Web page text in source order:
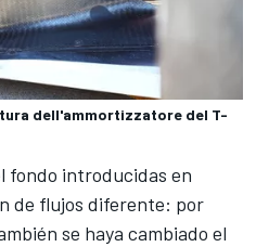
dell'ammortizzatore del T-
fondo introducidas en
de flujos diferente: por
se haya cambiado el